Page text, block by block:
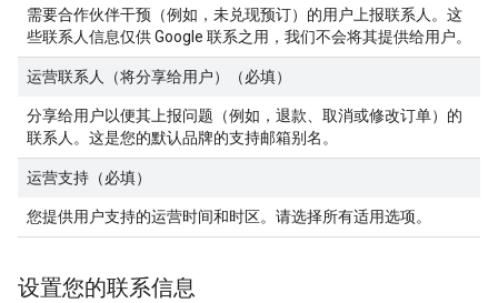
需要合作伙伴干预（例如，未兑现预订）的用户上报联系人。这
些联系人信息仅供 Google 联系之用，我们不会将其提供给用户。
运营联系人（将分享给用户）（必填）
分享给用户以便其上报问题（例如，退款、取消或修改订单）的
联系人。这是您的默认品牌的支持邮箱别名。
运营支持（必填）
您提供用户支持的运营时间和时区。请选择所有适用选项。
设置您的联系信息